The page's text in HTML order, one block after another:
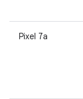
Pixel 7a